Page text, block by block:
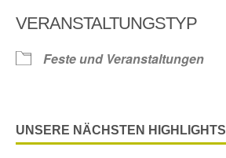
VERANSTALTUNGSTYP
Feste und Veranstaltungen
UNSERE NÄCHSTEN HIGHLIGHTS